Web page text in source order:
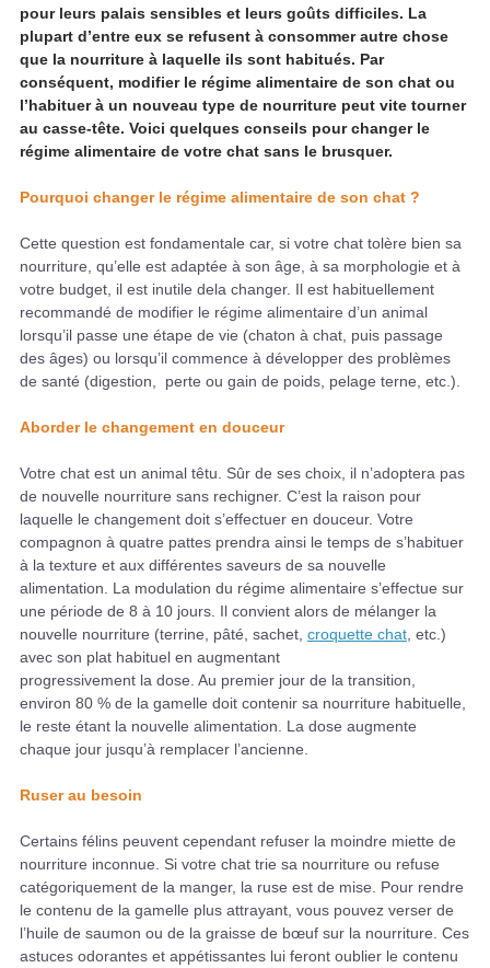
pour leurs palais sensibles et leurs goûts difficiles. La
plupart d’entre eux se refusent à consommer autre chose
que la nourriture à laquelle ils sont habitués. Par
conséquent, modifier le régime alimentaire de son chat ou
l’habituer à un nouveau type de nourriture peut vite tourner
au casse-tête. Voici quelques conseils pour changer le
régime alimentaire de votre chat sans le brusquer.
Pourquoi changer le régime alimentaire de son chat ?
Cette question est fondamentale car, si votre chat tolère bien sa
nourriture, qu’elle est adaptée à son âge, à sa morphologie et à
votre budget, il est inutile dela changer. Il est habituellement
recommandé de modifier le régime alimentaire d’un animal
lorsqu’il passe une étape de vie (chaton à chat, puis passage
des âges) ou lorsqu’il commence à développer des problèmes
de santé (digestion, perte ou gain de poids, pelage terne, etc.).
Aborder le changement en douceur
Votre chat est un animal têtu. Sûr de ses choix, il n’adoptera pas
de nouvelle nourriture sans rechigner. C’est la raison pour
laquelle le changement doit s’effectuer en douceur. Votre
compagnon à quatre pattes prendra ainsi le temps de s’habituer
à la texture et aux différentes saveurs de sa nouvelle
alimentation. La modulation du régime alimentaire s’effectue sur
une période de 8 à 10 jours. Il convient alors de mélanger la
nouvelle nourriture (terrine, pâté, sachet, croquette chat , etc.)
avec son plat habituel en augmentant
progressivement la dose. Au premier jour de la transition,
environ 80 % de la gamelle doit contenir sa nourriture habituelle,
le reste étant la nouvelle alimentation. La dose augmente
chaque jour jusqu’à remplacer l’ancienne.
Ruser au besoin
Certains félins peuvent cependant refuser la moindre miette de
nourriture inconnue. Si votre chat trie sa nourriture ou refuse
catégoriquement de la manger, la ruse est de mise. Pour rendre
le contenu de la gamelle plus attrayant, vous pouvez verser de
l’huile de saumon ou de la graisse de bœuf sur la nourriture. Ces
astuces odorantes et appétissantes lui feront oublier le contenu